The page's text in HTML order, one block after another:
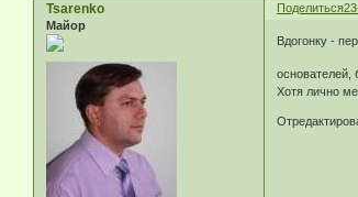
Поделиться
Tsarenko
Майор
Вдогонку -
основателей,
Хотя лично